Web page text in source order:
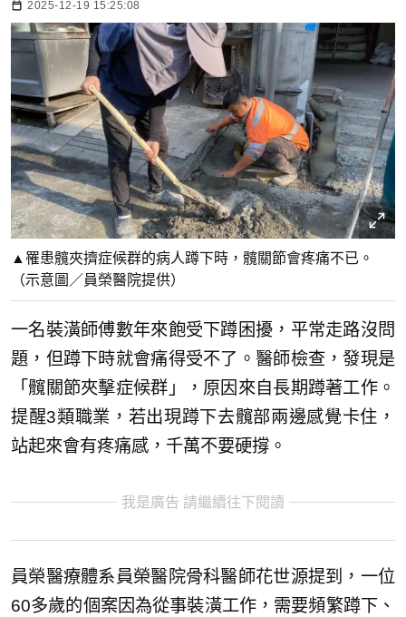
2025-12-19 15:25:08
▲罹患髖夾擠症候群的病人蹲下時，髖關節會疼痛不已。
（示意圖／員榮醫院提供）
一名裝潢師傅數年來飽受下蹲困擾，平常走路沒問
題，但蹲下時就會痛得受不了。醫師檢查，發現是
「髖關節夾擊症候群」，原因來自長期蹲著工作。
提醒3類職業，若出現蹲下去髖部兩邊感覺卡住，
站起來會有疼痛感，千萬不要硬撐。
我是廣告 請繼續往下閱讀
員榮醫療體系員榮醫院骨科醫師花世源提到，一位
60多歲的個案因為從事裝潢工作，需要頻繁蹲下、